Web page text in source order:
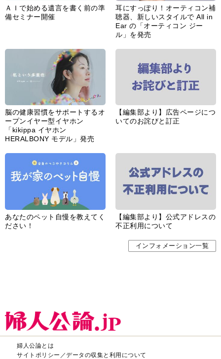
ＡＩで始める遺言を書く前の準
備セミナー開催
耳にすっぽり！オーティコン補
聴器、新しいスタイルで All in
Ear の「オーティコン ジー
ル」を発売
脳の健康習慣をサポートするオ
ープンイヤー型イヤホン
「kikippa イヤホン
HERALBONY モデル」発売
【編集部より】広告ページにつ
いてのお詫びと訂正
あなたのペット自慢を教えてく
ださい！
【編集部より】公式アドレスの
不正利用について
インフォメーション一覧
婦人公論とは
サイトポリシー／データの収集と利用について